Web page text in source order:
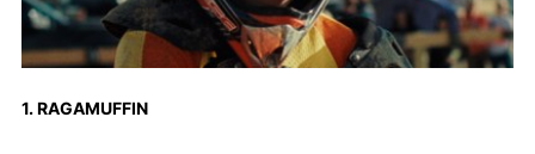
1. RAGAMUFFIN